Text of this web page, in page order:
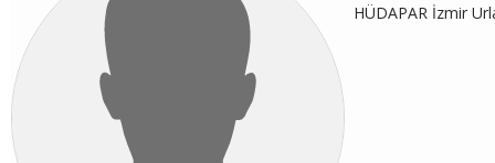
HÜDAPAR İzmir